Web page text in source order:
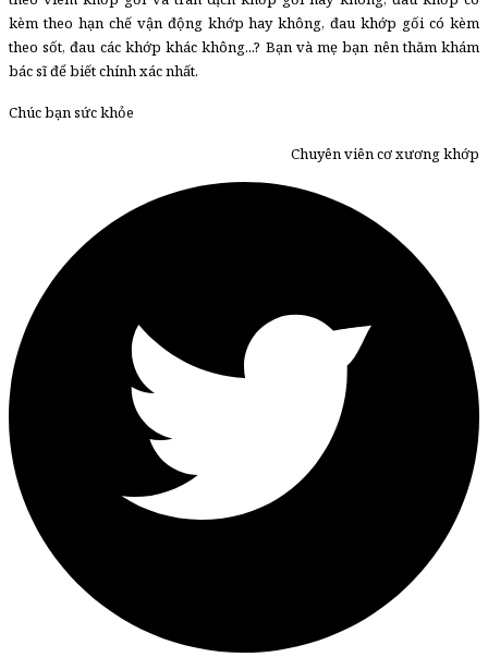
kèm theo hạn chế vận động khớp hay không, đau khớp gối có kèm
theo sốt, đau các khớp khác không...? Bạn và mẹ bạn nên thăm khám
bác sĩ để biết chính xác nhất.
Chúc bạn sức khỏe
Chuyên viên cơ xương khớp